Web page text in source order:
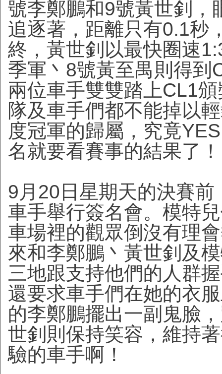
號李鄭鵬和9號黃世釗，
追逐著，距離只有0.1秒
終，黃世釗以最快圈速
季軍丶8號黃至禺則得到
兩位車手雙雙踏上CL1
隊及車手們都不能掉以
度冠軍的歸屬，究竟
名就要看賽事的結果了！
9月20日星期天的決賽
車手舉行簽名會。模特
車場裡的觀眾倒沒有理
來和李鄭鵬丶黃世釗及
三地跟支持他們的人群
還要求車手們在她的衣
的李鄭鵬擺出一副鬼臉
世釗則保持笑容，維持
驗的車手啊！